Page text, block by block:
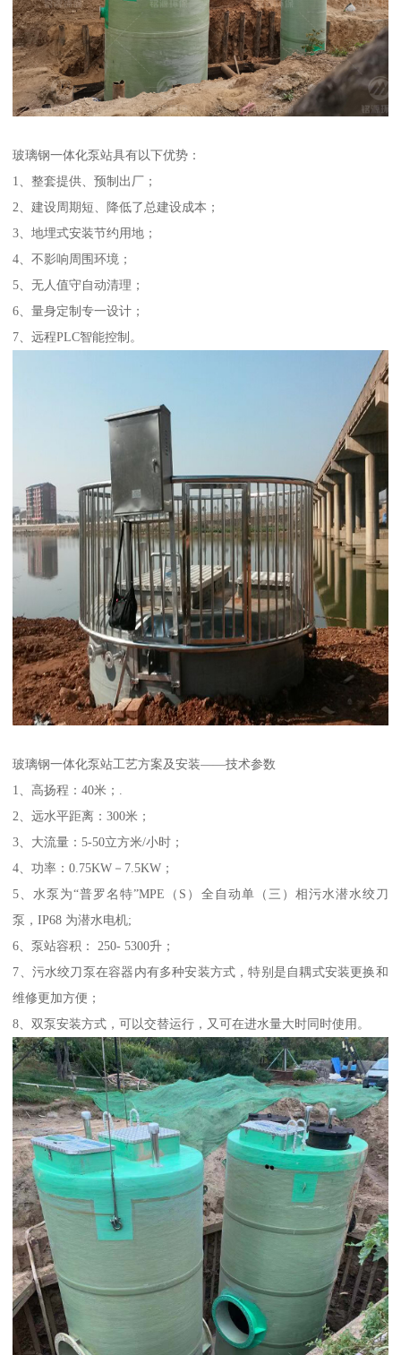
玻璃钢一体化泵站具有以下优势：
1、整套提供、预制出厂；
2、建设周期短、降低了总建设成本；
3、地埋式安装节约用地；
4、不影响周围环境；
5、无人值守自动清理；
6、量身定制专一设计；
7、远程PLC智能控制。
玻璃钢一体化泵站工艺方案及安装——技术参数
1、高扬程：40米；.
2、远水平距离：300米；
3、大流量：5-50立方米/小时；
4、功率：0.75KW－7.5KW；
5、水泵为“普罗名特”MPE（S）全自动单（三）相污水潜水绞刀
泵，IP68 为潜水电机;
6、泵站容积： 250- 5300升；
7、污水绞刀泵在容器内有多种安装方式，特别是自耦式安装更换和
维修更加方便；
8、双泵安装方式，可以交替运行，又可在进水量大时同时使用。